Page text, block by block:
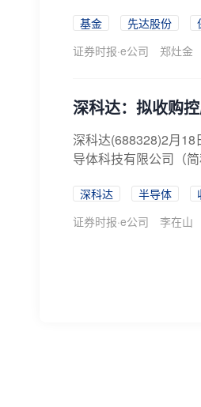
基金 先达股份
证券时报·e公司
郑灶金
深科达：拟收购
深科达(688328)2月
导体科技有限公司（
深科达 半导体
证券时报·e公司
李在山